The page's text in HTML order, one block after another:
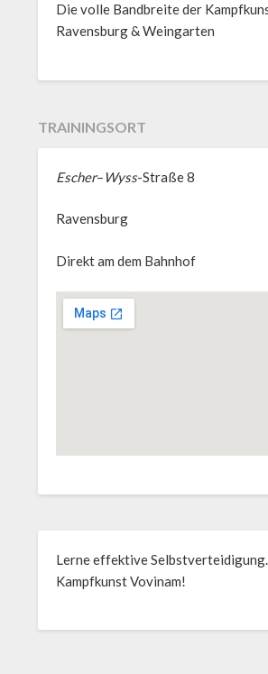
Die volle Bandbreite der
Ravensburg & Weingarten
TRAININGSORT
Escher–Wyss-Straße 8
Ravensburg
Direkt am dem Bahnhof
Lerne effektive
Kampfkunst Vovinam!